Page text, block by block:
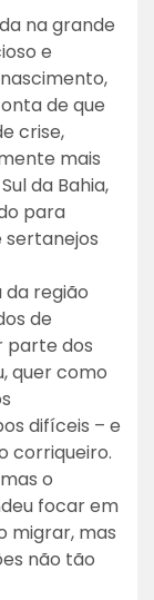
na grande
e
de que
crise,
mais
da Bahia,
para
sertanejos
região
de
parte dos
quer como
difíceis – e
corriqueiro.
o
focar em
migrar, mas
não tão